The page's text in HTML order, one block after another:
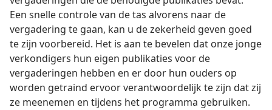
Een snelle controle van de tas alvorens naar de
vergadering te gaan, kan u de zekerheid geven goed
te zijn voorbereid. Het is aan te bevelen dat onze jonge
verkondigers hun eigen publikaties voor de
vergaderingen hebben en er door hun ouders op
worden getraind ervoor verantwoordelijk te zijn dat zij
ze meenemen en tijdens het programma gebruiken.